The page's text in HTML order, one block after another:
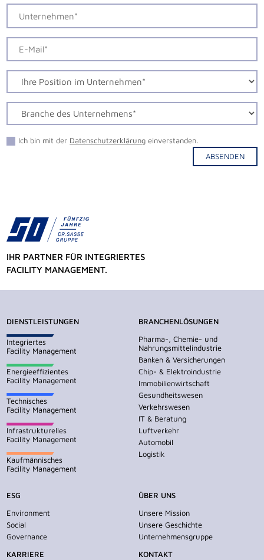
Ich bin mit der Datenschutzerklärung einverstanden.
ABSENDEN
IHR PARTNER FÜR INTEGRIERTES
FACILITY MANAGEMENT.
DIENSTLEISTUNGEN
Integriertes
Facility Management
Energieeffizientes
Facility Management
Technisches
Facility Management
Infrastrukturelles
Facility Management
Kaufmännisches
Facility Management
BRANCHENLÖSUNGEN
Pharma-, Chemie- und
Nahrungsmittelindustrie
Banken & Versicherungen
Chip- & Elektroindustrie
Immobilienwirtschaft
Gesundheitswesen
Verkehrswesen
IT & Beratung
Luftverkehr
Automobil
Logistik
ESG
Environment
Social
Governance
KARRIERE
ÜBER UNS
Unsere Mission
Unsere Geschichte
Unternehmensgruppe
KONTAKT